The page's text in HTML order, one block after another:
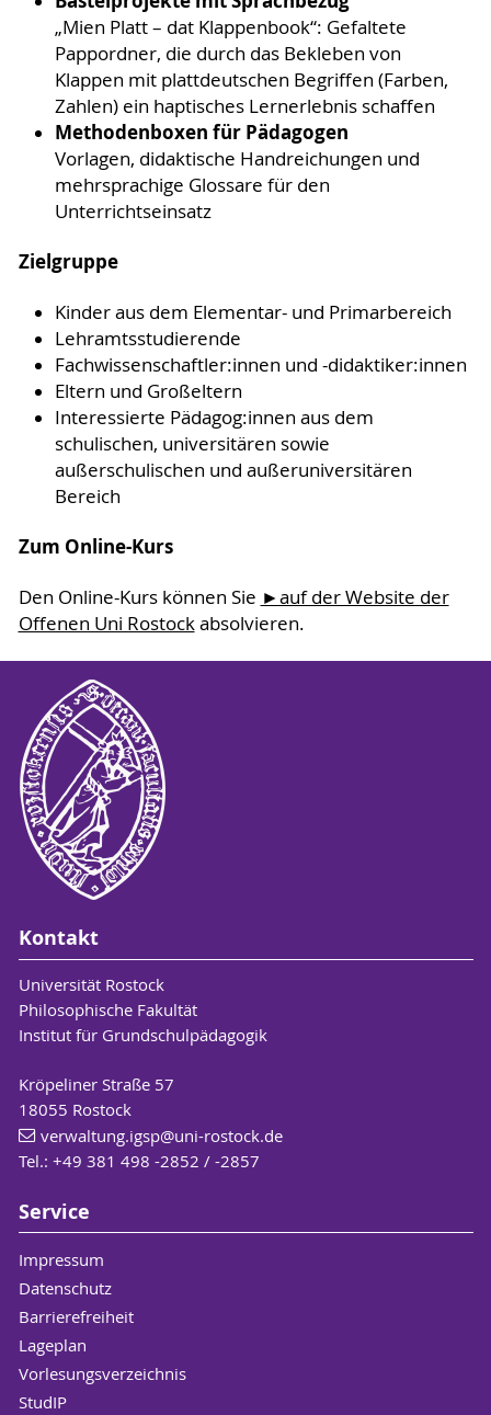
„Mien Platt – dat Klappenbook“: Gefaltete
Pappordner, die durch das Bekleben von
Klappen mit plattdeutschen Begriffen (Farben,
Zahlen) ein haptisches Lernerlebnis schaffen
Methodenboxen für Pädagogen
Vorlagen, didaktische Handreichungen und
mehrsprachige Glossare für den
Unterrichtseinsatz
Zielgruppe
Kinder aus dem Elementar- und Primarbereich
Lehramtsstudierende
Fachwissenschaftler:innen und -didaktiker:innen
Eltern und Großeltern
Interessierte Pädagog:innen aus dem
schulischen, universitären sowie
außerschulischen und außeruniversitären
Bereich
Zum Online-Kurs
Den Online-Kurs können Sie ►auf der Website der
Offenen Uni Rostockabsolvieren.
Kontakt
Universität Rostock
Philosophische Fakultät
Institut für Grundschulpädagogik
Kröpeliner Straße 57
18055 Rostock
verwaltung.igsp@uni-rostock.de
Tel.: +49 381 498 -2852 / -2857
Service
Impressum
Datenschutz
Barrierefreiheit
Lageplan
Vorlesungsverzeichnis
StudIP